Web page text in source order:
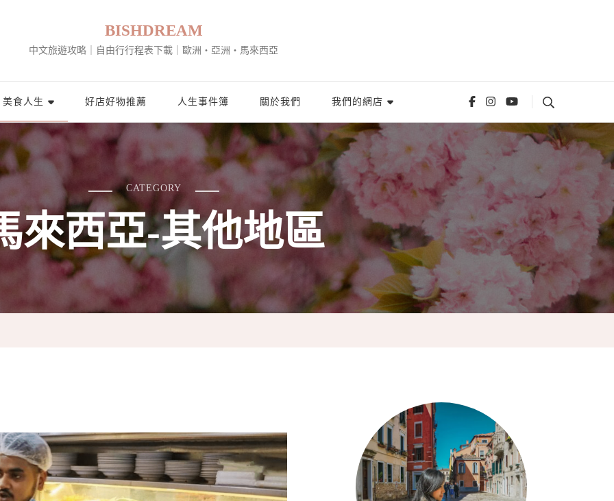
BISHDREAM
中文旅遊攻略｜自由行行程表下載｜歐洲・亞洲・馬來西亞
美食人生 好店好物推薦 人生事件簿 關於我們 我們的網店
CATEGORY
來西亞-其他地區